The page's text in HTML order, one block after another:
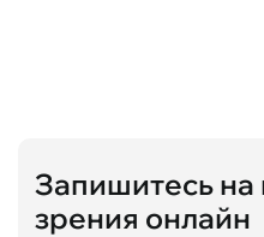
Запишитесь на
зрения онлайн